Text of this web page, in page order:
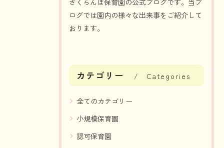
さくらんぼ保育園の公式ブログです。当ブ
ログでは園内の様々な出来事をご紹介して
おります。
カテゴリー Categories
全てのカテゴリー
小規模保育園
認可保育園